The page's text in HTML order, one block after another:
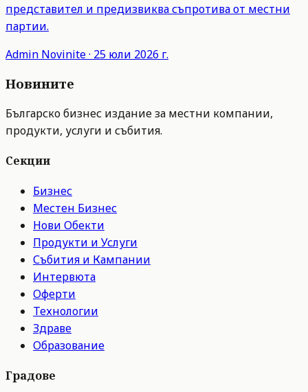
представител и предизвиква съпротива от местни
партии.
Admin Novinite· 25 юли 2026 г.
Новините
Българско бизнес издание за местни компании,
продукти, услуги и събития.
Секции
Бизнес
Местен Бизнес
Нови Обекти
Продукти и Услуги
Събития и Кампании
Интервюта
Оферти
Технологии
Здраве
Образование
Градове